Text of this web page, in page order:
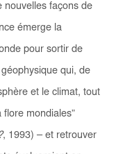
nouvelles façons de
émerge la
pour sortir de
géophysique qui, de
et le climat, tout
mondiales”
, 1993) – et retrouver